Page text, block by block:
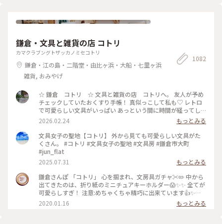
ことができました🎎😆 平安時代の装束をした お雛様や来賓や
児たちの歌うひな祭りの歌に ほっこり癒され 京都の雅な伝統
行事に 少しふれることができて よかったです🥰 ・ ・ #春色さ
がし #私のことりっぷ旅 #ことりっぷ春の京都・奈良旅 #母娘
旅 #下鴨神社 #流しびな #流し雛 #伝統行事 #桃の節句 #ひな祭
り #お雛様 #お内裏様 #雛人形 #たわわちゃん #京都 #出町柳 #
鎌倉・文具と雑貨の店 コトリ
カマクラブングトザッカノミセコトリ
鎌倉・江の島・二階堂・由比ヶ浜・大船・七里ヶ浜
雑貨, おみやげ
1082
☆ 鎌倉 コトリ ☆ 文具と雑貨の店 コトリへ。 友人が予め
チェックしていたおくすり手帳！ 真似っこして私も♡ レトロ
で可愛らしい文具がいっぱい あっという間に時間が経ってし
まいます。 そして懲りずにまた、小さいファイルを買ってしま
った‥ #文具 #雑貨 #鎌倉 #鎌倉コトリ
2026.02.24
もっとみる
文具女子の聖地【コトリ】 外から見ても可愛らしい文具がた
くさん。 #コトリ #文具女子の聖地 #文具房 #鎌倉市大町
#jun_flat
2025.07.31
もっとみる
鎌倉さんぽ 「コトリ」 心を掴まれ、文房具ガチャ✂️✏️ 中から
出てきたのは、折り紙のミニチュアキーホルダー😱✨✨ 全てが
可愛らしすぎ！ 注意:めちゃくちゃ精巧に出来ています👍✨
集めたくなるやつです…笑。 #鎌倉#コトリ#ガチャガチャ#折
り紙
2020.01.16 もっとみる